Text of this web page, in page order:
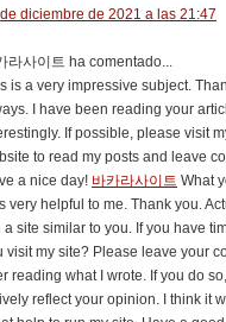
diciembre de 2021 a las 21:47
라사이트 ha comentado...
is a very impressive subject.
I have been reading your
If possible, please visit
to read my posts and leave
a nice day! 바카라사이트 What
very helpful to me. Thank you.
a site similar to you. If you have
visit my site? Please leave your
reading what I wrote. If you do
reflect your opinion. I think it